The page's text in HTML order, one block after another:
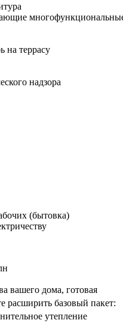
на террасу
надзора
(бытовка)
вашего дома, готовая
расширить базовый пакет:
утепление